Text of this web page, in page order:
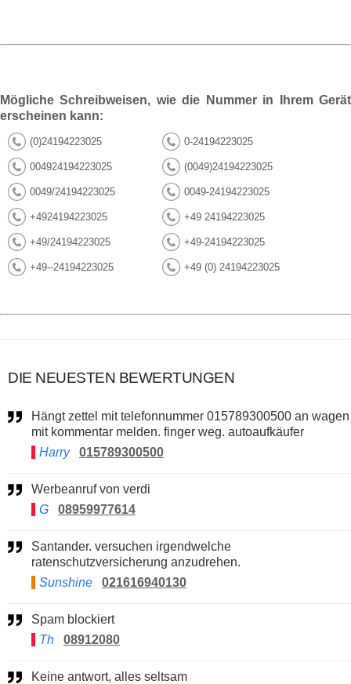
Mögliche Schreibweisen, wie die Nummer in Ihrem Gerät
erscheinen kann:
(0)24194223025 0-24194223025
004924194223025 (0049)24194223025
0049/24194223025 0049-24194223025
+4924194223025 +49 24194223025
+49/24194223025 +49-24194223025
+49--24194223025 +49 (0) 24194223025
DIE NEUESTEN BEWERTUNGEN
Hängt zettel mit telefonnummer 015789300500 an wagen
mit kommentar melden. finger weg. autoaufkäufer
Harry
015789300500
Werbeanruf von verdi
G
08959977614
Santander. versuchen irgendwelche
ratenschutzversicherung anzudrehen.
Sunshine
021616940130
Spam blockiert
Th
08912080
Keine antwort, alles seltsam